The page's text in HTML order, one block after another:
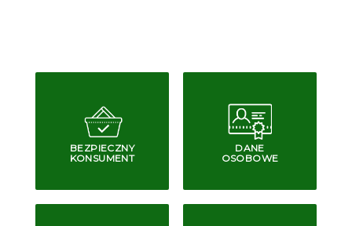
BEZPIECZNY
KONSUMENT
DANE
OSOBOWE